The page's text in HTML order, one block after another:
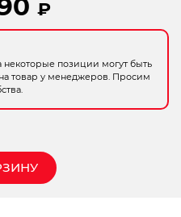
₽
некоторые позиции могут быть
товар у менеджеров. Просим